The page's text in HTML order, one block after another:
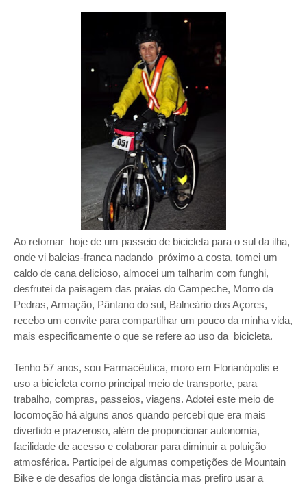
Ao retornar hoje de um passeio de bicicleta para o sul da ilha,
onde vi baleias-franca nadando próximo a costa, tomei um
caldo de cana delicioso, almocei um talharim com funghi,
desfrutei da paisagem das praias do Campeche, Morro da
Pedras, Armação, Pântano do sul, Balneário dos Açores,
recebo um convite para compartilhar um pouco da minha vida,
mais especificamente o que se refere ao uso da bicicleta.
Tenho 57 anos, sou Farmacêutica, moro em Florianópolis e
uso a bicicleta como principal meio de transporte, para
trabalho, compras, passeios, viagens. Adotei este meio de
locomoção há alguns anos quando percebi que era mais
divertido e prazeroso, além de proporcionar autonomia,
facilidade de acesso e colaborar para diminuir a poluição
atmosférica. Participei de algumas competições de Mountain
Bike e de desafios de longa distância mas prefiro usar a